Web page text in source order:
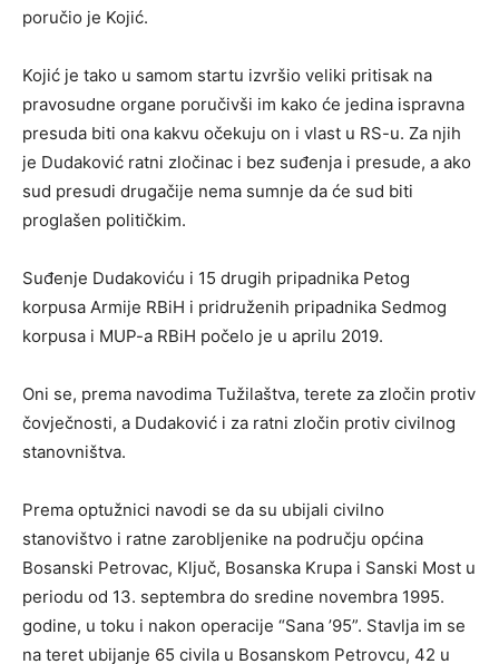
poručio je Kojić.
Kojić je tako u samom startu izvršio veliki pritisak na
pravosudne organe poručivši im kako će jedina ispravna
presuda biti ona kakvu očekuju on i vlast u RS-u. Za njih
je Dudaković ratni zločinac i bez suđenja i presude, a ako
sud presudi drugačije nema sumnje da će sud biti
proglašen političkim.
Suđenje Dudakoviću i 15 drugih pripadnika Petog
korpusa Armije RBiH i pridruženih pripadnika Sedmog
korpusa i MUP-a RBiH počelo je u aprilu 2019.
Oni se, prema navodima Tužilaštva, terete za zločin protiv
čovječnosti, a Dudaković i za ratni zločin protiv civilnog
stanovništva.
Prema optužnici navodi se da su ubijali civilno
stanovištvo i ratne zarobljenike na području općina
Bosanski Petrovac, Ključ, Bosanska Krupa i Sanski Most u
periodu od 13. septembra do sredine novembra 1995.
godine, u toku i nakon operacije “Sana ’95”. Stavlja im se
na teret ubijanje 65 civila u Bosanskom Petrovcu, 42 u